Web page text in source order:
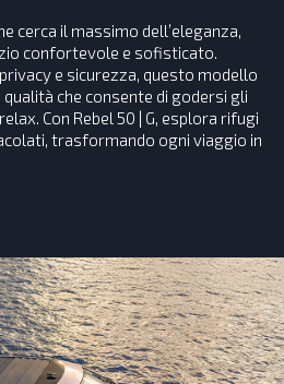
cerca il massimo dell’eleganza,
confortevole e sofisticato.
e sicurezza, questo modello
che consente di godersi gli
Con Rebel 50 | G, esplora rifugi
trasformando ogni viaggio in